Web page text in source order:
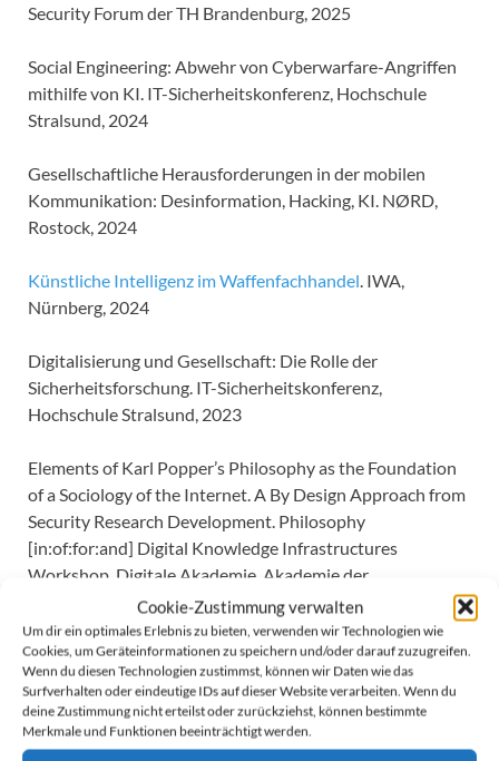
Cookie-Zustimmung verwalten
Um dir ein optimales Erlebnis zu bieten, verwenden wir Technologien wie
Cookies, um Geräteinformationen zu speichern und/oder darauf zuzugreifen.
Wenn du diesen Technologien zustimmst, können wir Daten wie das
Surfverhalten oder eindeutige IDs auf dieser Website verarbeiten. Wenn du
deine Zustimmung nicht erteilst oder zurückziehst, können bestimmte
Merkmale und Funktionen beeinträchtigt werden.
Security Forum der TH Brandenburg, 2025
Social Engineering: Abwehr von Cyberwarfare-Angriffen
mithilfe von KI. IT-Sicherheitskonferenz, Hochschule
Stralsund, 2024
Gesellschaftliche Herausforderungen in der mobilen
Kommunikation: Desinformation, Hacking, KI. NØRD,
Rostock, 2024
Künstliche Intelligenz im Waffenfachhandel . IWA,
Nürnberg, 2024
Digitalisierung und Gesellschaft: Die Rolle der
Sicherheitsforschung. IT-Sicherheitskonferenz,
Hochschule Stralsund, 2023
Elements of Karl Popper’s Philosophy as the Foundation
of a Sociology of the Internet. A By Design Approach from
Security Research Development. Philosophy
[in:of:for:and] Digital Knowledge Infrastructures
Workshop, Digitale Akademie, Akademie der
Wissenschaften und der Literatur Mainz, 2023
Elemente der Philosophie Karl Poppers als Fundament
einer Soziologie des Internets.Universität Klagenfurt,
2023